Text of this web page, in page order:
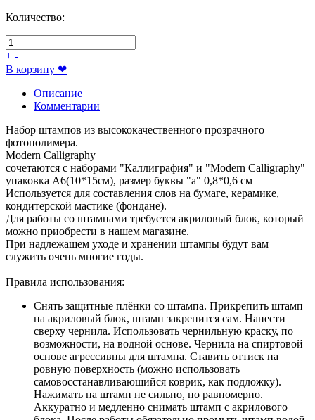
Количество:
+ -
В корзину ❤
Описание
Комментарии
Набор штампов из высококачественного прозрачного
фотополимера.
Modern Calligraphy
сочетаются с наборами "Каллиграфия" и "Modern Calligraphy"
упаковка А6(10*15см), размер буквы "а" 0,8*0,6 см
Используется для составления слов на бумаге, керамике,
кондитерской мастике (фондане).
Для работы со штампами требуется акриловый блок, который
можно приобрести в нашем магазине.
При надлежащем уходе и хранении штампы будут вам
служить очень многие годы.
Правила использования:
Снять защитные плёнки со штампа. Прикрепить штамп
на акриловый блок, штамп закрепится сам. Нанести
сверху чернила. Использовать чернильную краску, по
возможности, на водной основе. Чернила на спиртовой
основе агрессивны для штампа. Ставить оттиск на
ровную поверхность (можно использовать
самовосстанавливающийся коврик, как подложку).
Нажимать на штамп не сильно, но равномерно.
Аккуратно и медленно снимать штамп с акрилового